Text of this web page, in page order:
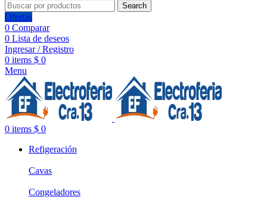
Search
Ofertas
0 Comparar
0 Lista de deseos
Ingresar / Registro
0 items $ 0
Menu
0 items $ 0
Refigeración
Cavas
Congeladores